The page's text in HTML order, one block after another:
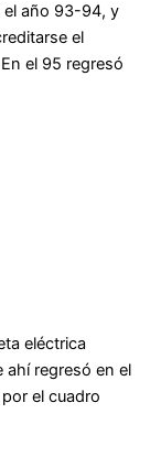
el año 93-94, y
el
el 95 regresó
eléctrica
ahí regresó en el
el cuadro